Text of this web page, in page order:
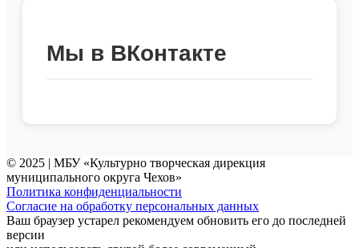
Мы в ВКонтакте
© 2025 | МБУ «Культурно творческая дирекция
муниципального округа Чехов»
Политика конфиденциальности
Согласие на обработку персональных данных
Ваш браузер устарел рекомендуем обновить его до последней
версии